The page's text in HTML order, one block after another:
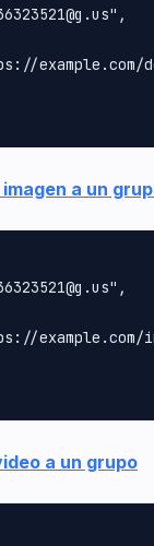
example.com/
a un
example.com/
a un grupo